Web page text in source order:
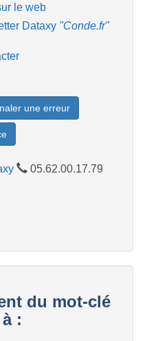
le web
Dataxy "Conde.fr"
une erreur
05.62.00.17.79
du mot-clé
: